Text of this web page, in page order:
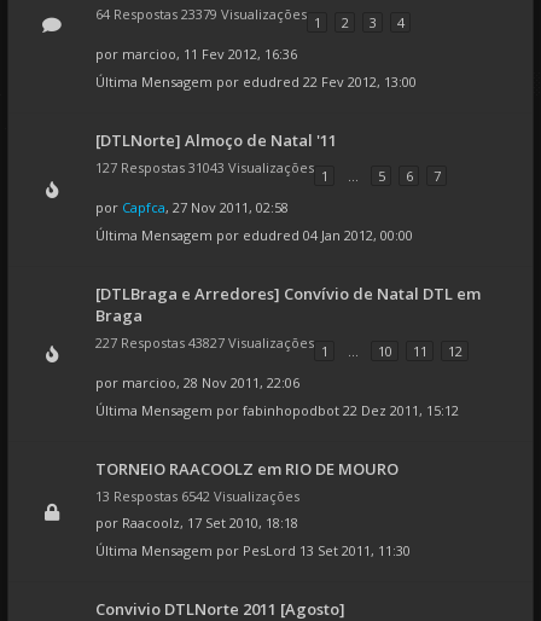
64 Respostas 23379 Visualizações 1 2 3
4
por marcioo, 11 Fev 2012, 16:36
Última Mensagem por edudred 22 Fev 2012, 13:00
[DTLNorte] Almoço de Natal '11
127 Respostas 31043 Visualizações 1 ... 5 6
7
por Capfca, 27 Nov 2011, 02:58
Última Mensagem por edudred 04 Jan 2012, 00:00
[DTLBraga e Arredores] Convívio de Natal DTL em
Braga
227 Respostas 43827 Visualizações 1 ... 10 11
12
por marcioo, 28 Nov 2011, 22:06
Última Mensagem por fabinhopodbot 22 Dez 2011, 15:12
TORNEIO RAACOOLZ em RIO DE MOURO
13 Respostas 6542 Visualizações
por Raacoolz, 17 Set 2010, 18:18
Última Mensagem por PesLord 13 Set 2011, 11:30
Convivio DTLNorte 2011 [Agosto]